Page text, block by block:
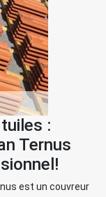
:
Ternus
est un couvreur